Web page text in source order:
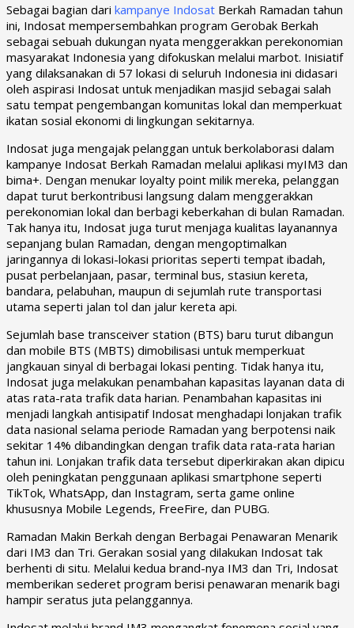
Sebagai bagian dari kampanye Indosat Berkah Ramadan tahun
ini, Indosat mempersembahkan program Gerobak Berkah
sebagai sebuah dukungan nyata menggerakkan perekonomian
masyarakat Indonesia yang difokuskan melalui marbot. Inisiatif
yang dilaksanakan di 57 lokasi di seluruh Indonesia ini didasari
oleh aspirasi Indosat untuk menjadikan masjid sebagai salah
satu tempat pengembangan komunitas lokal dan memperkuat
ikatan sosial ekonomi di lingkungan sekitarnya.
Indosat juga mengajak pelanggan untuk berkolaborasi dalam
kampanye Indosat Berkah Ramadan melalui aplikasi myIM3 dan
bima+. Dengan menukar loyalty point milik mereka, pelanggan
dapat turut berkontribusi langsung dalam menggerakkan
perekonomian lokal dan berbagi keberkahan di bulan Ramadan.
Tak hanya itu, Indosat juga turut menjaga kualitas layanannya
sepanjang bulan Ramadan, dengan mengoptimalkan
jaringannya di lokasi-lokasi prioritas seperti tempat ibadah,
pusat perbelanjaan, pasar, terminal bus, stasiun kereta,
bandara, pelabuhan, maupun di sejumlah rute transportasi
utama seperti jalan tol dan jalur kereta api.
Sejumlah base transceiver station (BTS) baru turut dibangun
dan mobile BTS (MBTS) dimobilisasi untuk memperkuat
jangkauan sinyal di berbagai lokasi penting. Tidak hanya itu,
Indosat juga melakukan penambahan kapasitas layanan data di
atas rata-rata trafik data harian. Penambahan kapasitas ini
menjadi langkah antisipatif Indosat menghadapi lonjakan trafik
data nasional selama periode Ramadan yang berpotensi naik
sekitar 14% dibandingkan dengan trafik data rata-rata harian
tahun ini. Lonjakan trafik data tersebut diperkirakan akan dipicu
oleh peningkatan penggunaan aplikasi smartphone seperti
TikTok, WhatsApp, dan Instagram, serta game online
khususnya Mobile Legends, FreeFire, dan PUBG.
Ramadan Makin Berkah dengan Berbagai Penawaran Menarik
dari IM3 dan Tri. Gerakan sosial yang dilakukan Indosat tak
berhenti di situ. Melalui kedua brand-nya IM3 dan Tri, Indosat
memberikan sederet program berisi penawaran menarik bagi
hampir seratus juta pelanggannya.